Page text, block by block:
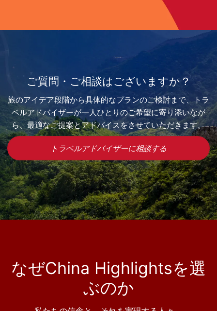
ご質問・ご相談はございますか？
旅のアイデア段階から具体的なプランのご検討まで、トラ
ベルアドバイザーが一人ひとりのご希望に寄り添いなが
ら、最適なご提案とアドバイスをさせていただきます。
トラベルアドバイザーに相談する
なぜChina Highlightsを選
ぶのか